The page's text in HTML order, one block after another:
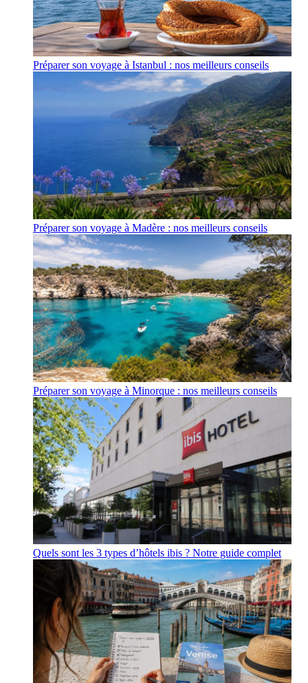
Préparer son voyage à Istanbul : nos meilleurs conseils
Préparer son voyage à Madère : nos meilleurs conseils
Préparer son voyage à Minorque : nos meilleurs conseils
Quels sont les 3 types d’hôtels ibis ? Notre guide complet